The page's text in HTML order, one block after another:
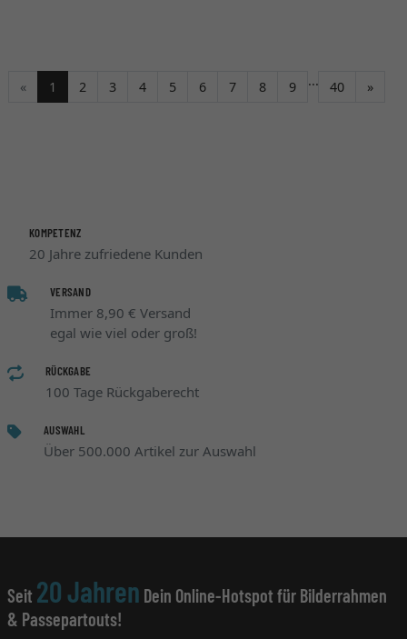
« 1 2 3 4 5 6 7 8 9 ... 40 »
KOMPETENZ
20 Jahre zufriedene Kunden
VERSAND
Immer 8,90 € Versand
egal wie viel oder groß!
RÜCKGABE
100 Tage Rückgaberecht
AUSWAHL
Über 500.000 Artikel zur Auswahl
Seit 20 Jahren Dein Online-Hotspot für Bilderrahmen
& Passepartouts!